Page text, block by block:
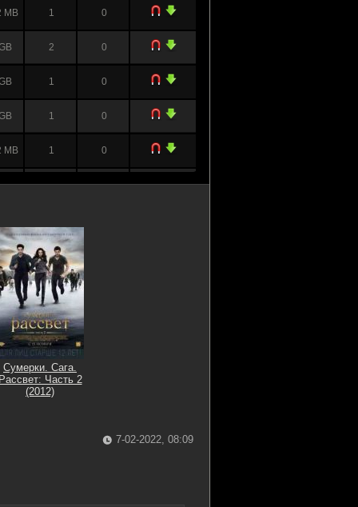
MB 1 0
2 0
1 0
1 0
MB 1 0
0 0
1
Сумерки. Сага.
Часть 2
(2012)
7-02-2022, 08:09